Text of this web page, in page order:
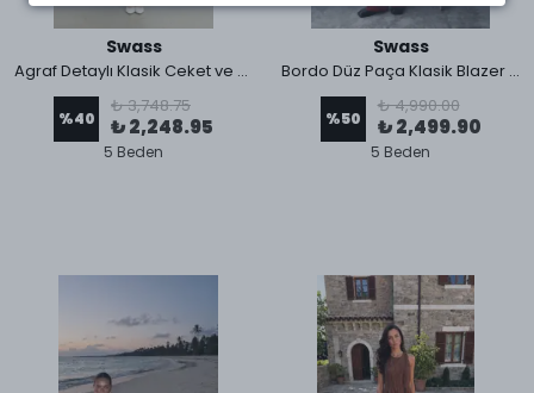
Swass
Agraf Detaylı Klasik Ceket ve Kumaş Pantolon Mavi
%40
₺ 3,748.75
₺ 2,248.95
5 Beden
Swass
Bordo Düz Paça Klasik Blazer Ceket ve Kumaş Pantolon Takım
%50
₺ 4,990.00
₺ 2,499.90
5 Beden